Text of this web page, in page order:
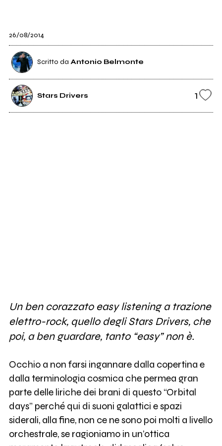
26/08/2014
Scritto da Antonio Belmonte
Stars Drivers 1
Un ben corazzato easy listening a trazione
elettro-rock, quello degli Stars Drivers, che
poi, a ben guardare, tanto “easy” non è.
Occhio a non farsi ingannare dalla copertina e
dalla terminologia cosmica che permea gran
parte delle liriche dei brani di questo “Orbital
days” perché qui di suoni galattici e spazi
siderali, alla fine, non ce ne sono poi molti a livello
orchestrale, se ragioniamo in un’ottica